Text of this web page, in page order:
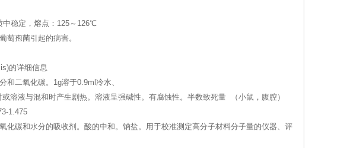
中稳定，熔点：125～126℃
萄孢菌引起的病害。
的详细信息
和二氧化碳。1g溶于0.9ml冷水、
溶液与混和时产生剧热。溶液呈强碱性。有腐蚀性。半数致死量 （小鼠，腹腔）
1.475
化碳和水分的吸收剂。酸的中和。钠盐。用于校准测定高分子材料分子量的仪器、评